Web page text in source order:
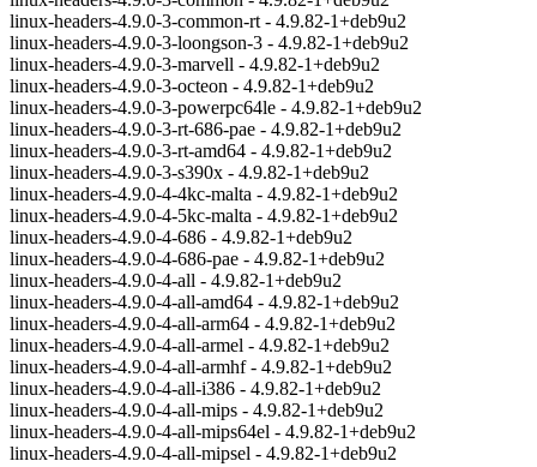
linux-headers-4.9.0-3-common-rt - 4.9.82-1+deb9u2
linux-headers-4.9.0-3-loongson-3 - 4.9.82-1+deb9u2
linux-headers-4.9.0-3-marvell - 4.9.82-1+deb9u2
linux-headers-4.9.0-3-octeon - 4.9.82-1+deb9u2
linux-headers-4.9.0-3-powerpc64le - 4.9.82-1+deb9u2
linux-headers-4.9.0-3-rt-686-pae - 4.9.82-1+deb9u2
linux-headers-4.9.0-3-rt-amd64 - 4.9.82-1+deb9u2
linux-headers-4.9.0-3-s390x - 4.9.82-1+deb9u2
linux-headers-4.9.0-4-4kc-malta - 4.9.82-1+deb9u2
linux-headers-4.9.0-4-5kc-malta - 4.9.82-1+deb9u2
linux-headers-4.9.0-4-686 - 4.9.82-1+deb9u2
linux-headers-4.9.0-4-686-pae - 4.9.82-1+deb9u2
linux-headers-4.9.0-4-all - 4.9.82-1+deb9u2
linux-headers-4.9.0-4-all-amd64 - 4.9.82-1+deb9u2
linux-headers-4.9.0-4-all-arm64 - 4.9.82-1+deb9u2
linux-headers-4.9.0-4-all-armel - 4.9.82-1+deb9u2
linux-headers-4.9.0-4-all-armhf - 4.9.82-1+deb9u2
linux-headers-4.9.0-4-all-i386 - 4.9.82-1+deb9u2
linux-headers-4.9.0-4-all-mips - 4.9.82-1+deb9u2
linux-headers-4.9.0-4-all-mips64el - 4.9.82-1+deb9u2
linux-headers-4.9.0-4-all-mipsel - 4.9.82-1+deb9u2